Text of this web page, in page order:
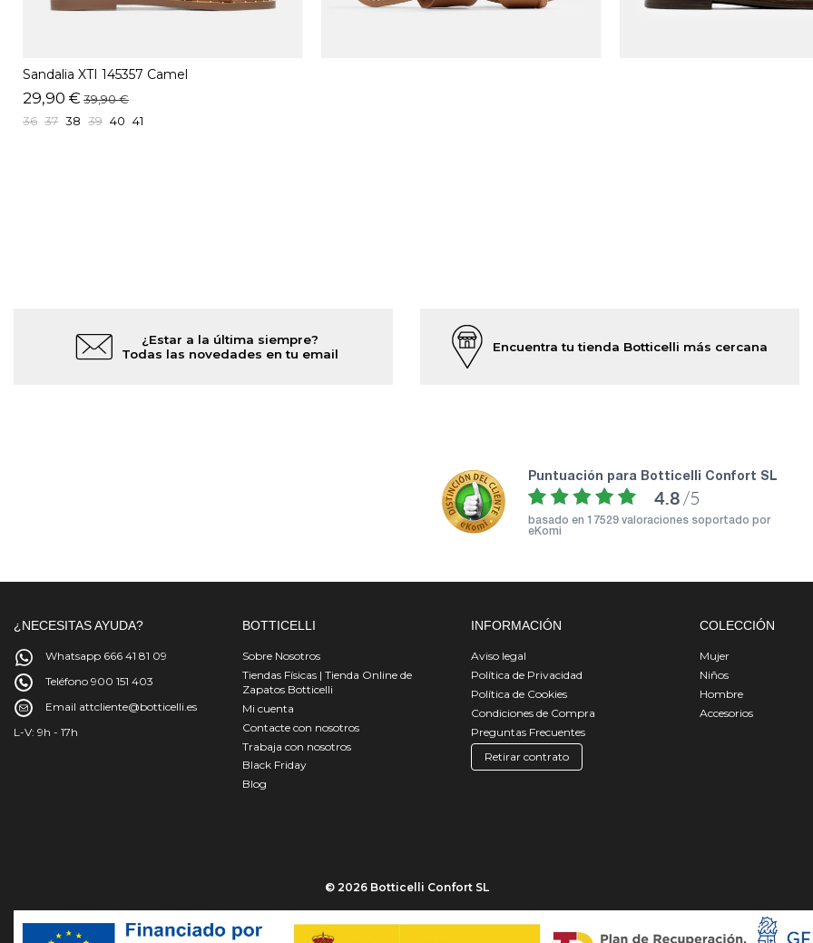
Sandalia XTI 145357 Camel
29,90 € 39,90 €
36 37 38 39 40 41
¿Estar a la última siempre?
Todas las novedades en tu email
Encuentra tu tienda Botticelli más cercana
puntuación para Botticelli Confort SL
4.8 /5
basado en 17529 valoraciones soportado por
eKomi
¿NECESITAS AYUDA?
Whatsapp 666 41 81 09
Teléfono 900 151 403
Email attcliente@botticelli.es
L-V: 9h - 17h
BOTTICELLI
Sobre Nosotros
Tiendas Físicas | Tienda Online de
Zapatos Botticelli
Mi cuenta
Contacte con nosotros
Trabaja con nosotros
Black Friday
Blog
INFORMACIÓN
Aviso legal
Política de Privacidad
Política de Cookies
Condiciones de Compra
Preguntas Frecuentes
Retirar contrato
COLECCIÓN
Mujer
Niños
Hombre
Accesorios
© 2026 Botticelli Confort SL